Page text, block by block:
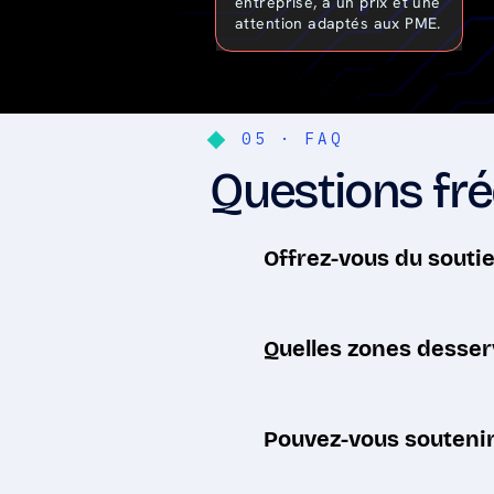
attention adaptés aux PME.
05 · FAQ
Offrez-vous du
partout à Toronto et dans
Quelles zones
Etobicoke et Midtown —
Pouvez-vous
Questions